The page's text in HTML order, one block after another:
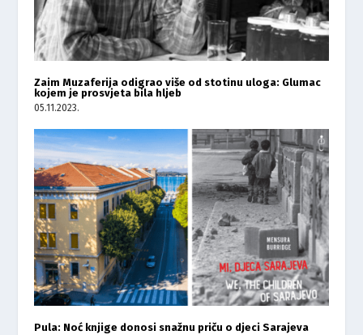
Zaim Muzaferija odigrao više od stotinu uloga: Glumac
kojem je prosvjeta bila hljeb
05.11.2023.
Pula: Noć knjige donosi snažnu priču o djeci Sarajeva